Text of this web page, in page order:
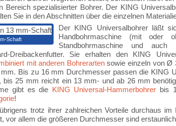
spezialisierter Bohrer. Der KING
Sie in den Abschnitten über die einzelnen
Schaft
Der KING Universalbohrer läßt
Handbohrmaschine (mit oder
Standbohrmaschine und auch
Dreibackenfutter. Sie erhalten den KING
mit anderen Bohrerartensowie einzeln von Ø
Bis zu 16 mm Durchmesser passen die KING
bis 25 mm reicht ein 13 mm- und ab 26 mm
gibt es die KING Universal-Hammerbohrer bis
!
trotz ihrer zahlreichen Vorteile durchaus im
vor allem die größeren Durchmesser sind